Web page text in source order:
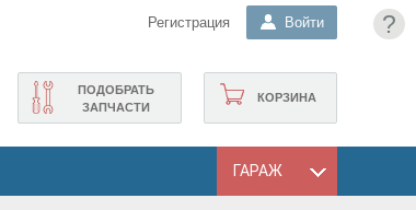
?
Регистрация Войти
КОРЗИНА
ПОДОБРАТЬ
ЗАПЧАСТИ
ГАРАЖ